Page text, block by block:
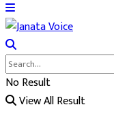
No Result
View All Result